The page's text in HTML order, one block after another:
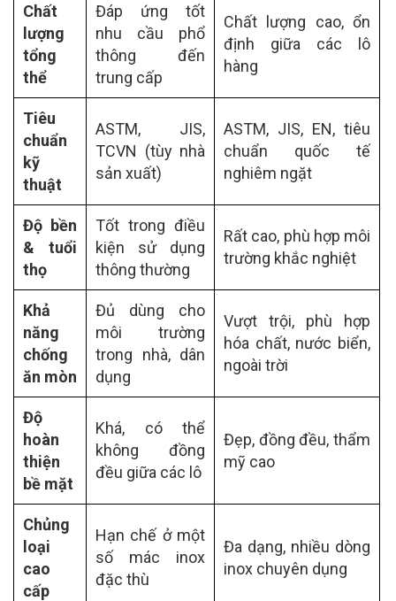
Chất
lượng
tổng
thể
Đáp ứng tốt
nhu cầu phổ
thông đến
trung cấp
Chất lượng cao, ổn
định giữa các lô
hàng
Tiêu
chuẩn
kỹ
thuật
ASTM, JIS,
TCVN (tùy nhà
sản xuất)
ASTM, JIS, EN, tiêu
chuẩn quốc tế
nghiêm ngặt
Độ bền
& tuổi
thọ
Tốt trong điều
kiện sử dụng
thông thường
Rất cao, phù hợp môi
trường khắc nghiệt
Khả
năng
chống
ăn mòn
Đủ dùng cho
môi trường
trong nhà, dân
dụng
Vượt trội, phù hợp
hóa chất, nước biển,
ngoài trời
Độ
hoàn
thiện
bề mặt
Khá, có thể
không đồng
đều giữa các lô
Đẹp, đồng đều, thẩm
mỹ cao
Chủng
loại
cao
cấp
Hạn chế ở một
số mác inox
đặc thù
Đa dạng, nhiều dòng
inox chuyên dụng